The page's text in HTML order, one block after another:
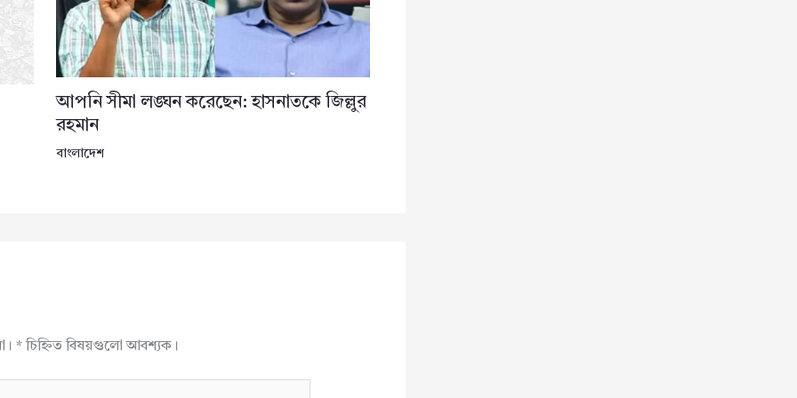
আপনি সীমা লঙ্ঘন করেছেন: হাসনাতকে জিল্লুর
রহমান
বাংলাদেশ
*চিহ্নিত বিষয়গুলো আবশ্যক।